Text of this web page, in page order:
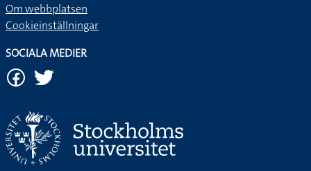
Om webbplatsen
Cookieinställningar
SOCIALA MEDIER